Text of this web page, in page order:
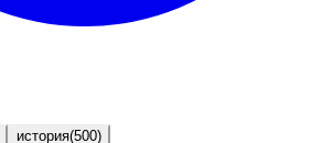
история(500)